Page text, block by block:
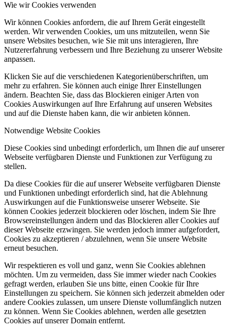
Wie wir Cookies verwenden
Wir können Cookies anfordern, die auf Ihrem Gerät eingestellt
werden. Wir verwenden Cookies, um uns mitzuteilen, wenn Sie
unsere Websites besuchen, wie Sie mit uns interagieren, Ihre
Nutzererfahrung verbessern und Ihre Beziehung zu unserer Website
anpassen.
Klicken Sie auf die verschiedenen Kategorienüberschriften, um
mehr zu erfahren. Sie können auch einige Ihrer Einstellungen
ändern. Beachten Sie, dass das Blockieren einiger Arten von
Cookies Auswirkungen auf Ihre Erfahrung auf unseren Websites
und auf die Dienste haben kann, die wir anbieten können.
Notwendige Website Cookies
Diese Cookies sind unbedingt erforderlich, um Ihnen die auf unserer
Webseite verfügbaren Dienste und Funktionen zur Verfügung zu
stellen.
Da diese Cookies für die auf unserer Webseite verfügbaren Dienste
und Funktionen unbedingt erforderlich sind, hat die Ablehnung
Auswirkungen auf die Funktionsweise unserer Webseite. Sie
können Cookies jederzeit blockieren oder löschen, indem Sie Ihre
Browsereinstellungen ändern und das Blockieren aller Cookies auf
dieser Webseite erzwingen. Sie werden jedoch immer aufgefordert,
Cookies zu akzeptieren / abzulehnen, wenn Sie unsere Website
erneut besuchen.
Wir respektieren es voll und ganz, wenn Sie Cookies ablehnen
möchten. Um zu vermeiden, dass Sie immer wieder nach Cookies
gefragt werden, erlauben Sie uns bitte, einen Cookie für Ihre
Einstellungen zu speichern. Sie können sich jederzeit abmelden oder
andere Cookies zulassen, um unsere Dienste vollumfänglich nutzen
zu können. Wenn Sie Cookies ablehnen, werden alle gesetzten
Cookies auf unserer Domain entfernt.